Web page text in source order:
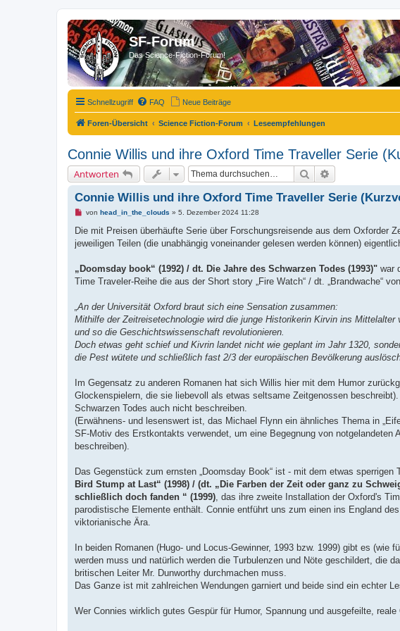
SF-Forum
Das Science-Fiction-Forum!
Schnellzugriff FAQ Neue Beiträge
Foren-Übersicht Science Fiction-Forum Leseempfehlungen
Connie Willis und ihre Oxford Time Traveller Serie
Antworten Suche
Connie Willis und ihre Oxford Time Traveller Serie
U
g
l
e
n
B
i
t
a
g
von head_in_the_clouds » 5. Dezember 2024 11:28
Die mit Preisen überhäufte Serie über Forschungsreisende aus dem Oxforder
jeweiligen Teilen (die unabhängig voneinander gelesen werden können)
„Doomsday book“ (1992) / dt. Die Jahre des Schwarzen Todes (1993)" war
Time Traveler-Reihe die aus der Short story „Fire Watch“ / dt. „Brandwache“
„An der Universität Oxford braut sich eine Sensation zusammen:
Mithilfe der Zeitreisetechnologie wird die junge Historikerin Kirvin ins
und so die Geschichtswissenschaft revolutionieren.
Doch etwas geht schief und Kivrin landet nicht wie geplant im Jahr 1320,
die Pest wütete und schließlich fast 2/3 der europäischen Bevölkerung
Im Gegensatz zu anderen Romanen hat sich Willis hier mit dem Humor
Glockenspielern, die sie liebevoll als etwas seltsame Zeitgenossen
Schwarzen Todes auch nicht beschreiben.
(Erwähnens- und lesenswert ist, das Michael Flynn ein ähnliches Thema in
SF-Motiv des Erstkontakts verwendet, um eine Begegnung von
beschreiben).
Das Gegenstück zum ernsten „Doomsday Book“ ist - mit dem etwas sperrigen
Bird Stump at Last“ (1998) / (dt. „Die Farben der Zeit oder ganz zu
schließlich doch fanden “ (1999), das ihre zweite Installation der Oxford's
parodistische Elemente enthält. Connie entführt uns zum einen ins England
viktorianische Ära.
In beiden Romanen (Hugo- und Locus-Gewinner, 1993 bzw. 1999) gibt es
werden muss und natürlich werden die Turbulenzen und Nöte geschildert, die
britischen Leiter Mr. Dunworthy durchmachen muss.
Das Ganze ist mit zahlreichen Wendungen garniert und beide sind ein echter
Wer Connies wirklich gutes Gespür für Humor, Spannung und ausgefeilte,